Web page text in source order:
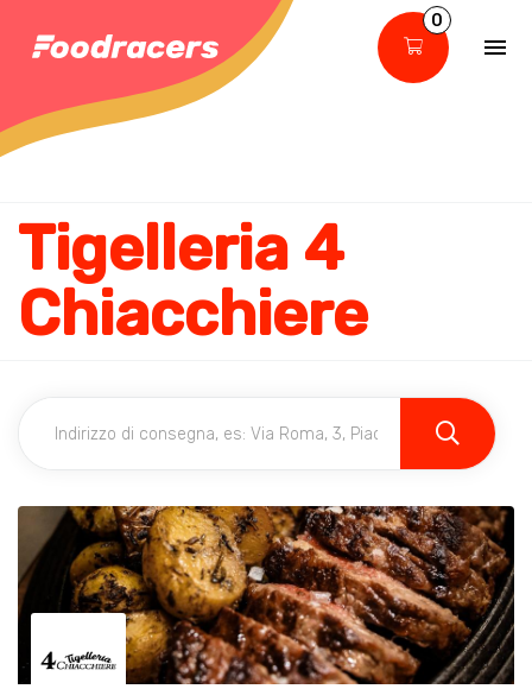
0
Tigelleria 4
Chiacchiere